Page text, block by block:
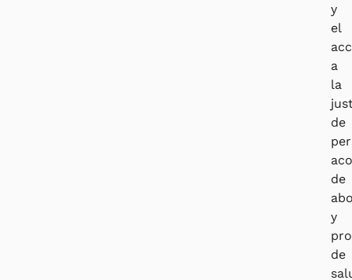
y
el
a
la
de
de
y
de